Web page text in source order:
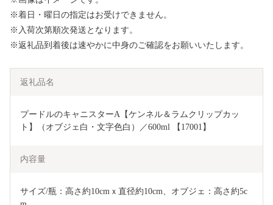
※着日・曜日の指定はお受けできません。
※入荷次第順次発送となります。
※返礼品到着後は速やかに中身のご確認をお願いいたします。
返礼品名
プードルのキャニスターA【ケンネル＆ラムクリップカッ
ト】（オブジェ白・文字色白）／600ml 【17001】
内容量
サイズ/瓶：高さ約10cmｘ直径約10cm、オブジェ：高さ約5c